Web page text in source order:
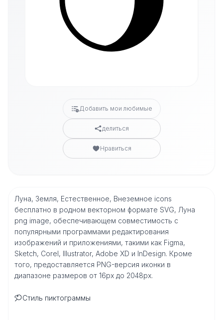
Добавить мои любимые
делиться
Нравиться
Луна, Земля, Естественное, Внеземное icons
бесплатно в родном векторном формате SVG, Луна
png image, обеспечивающем совместимость с
популярными программами редактирования
изображений и приложениями, такими как Figma,
Sketch, Corel, Illustrator, Adobe XD и InDesign. Кроме
того, предоставляется PNG-версия иконки в
диапазоне размеров от 16px до 2048px.
Стиль пиктограммы